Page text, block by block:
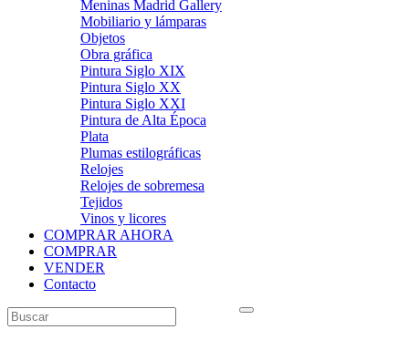
Meninas Madrid Gallery
Mobiliario y lámparas
Objetos
Obra gráfica
Pintura Siglo XIX
Pintura Siglo XX
Pintura Siglo XXI
Pintura de Alta Época
Plata
Plumas estilográficas
Relojes
Relojes de sobremesa
Tejidos
Vinos y licores
COMPRAR AHORA
COMPRAR
VENDER
Contacto